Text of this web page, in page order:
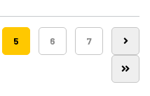
5 6 7